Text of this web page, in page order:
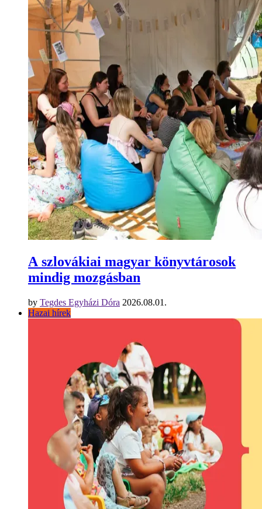
A szlovákiai magyar könyvtárosok
mindig mozgásban
by Tegdes Egyházi Dóra 2026.08.01.
Hazai hírek